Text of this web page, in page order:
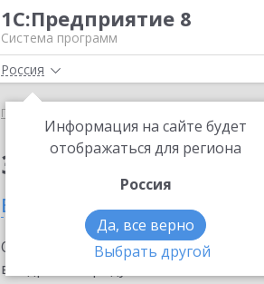
1С:Предприятие 8
Система программ
Россия
Информация на сайте будет
отображаться для региона
Россия
Да, все верно
Выбрать другой
Главная 1С-
Заказать 1С-Товары
в Рязани
Ознакомьтесь с информационными
внедрение продукта.